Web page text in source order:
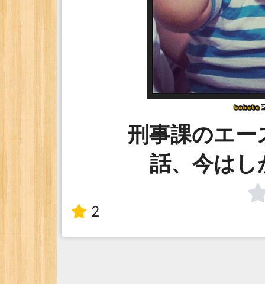
刑事課のエ
話、今は
2